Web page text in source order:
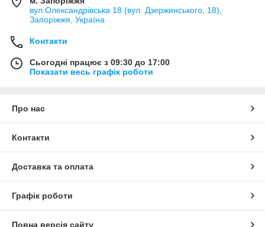
вул.Олександрівська 18 (вул. Дзержинського, 18),
Запоріжжя, Україна
Контакти
Сьогодні працює з 09:30 до 17:00
Показати весь графік роботи
Про нас
Контакти
Доставка та оплата
Графік роботи
Повна версія сайту